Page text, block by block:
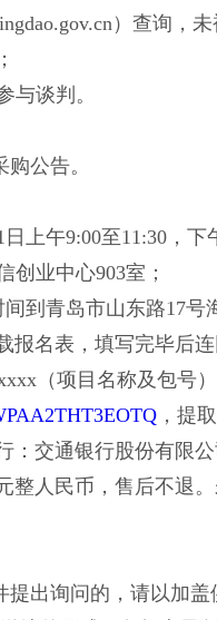
）查询，
与谈判。
公告。
上午9:00至11:30，下
创业中心903室；
到青岛市山东路17
报名表，填写完毕后
（项目名称及包号
，提
交通银行股份有限
整人民币，售后不退
出询问的，请以加